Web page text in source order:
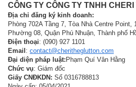
CÔNG TY CÔNG TY TNHH CHERI
Địa chỉ đăng ký kinh doanh:
Phòng 702A Tầng 7, Tòa Nhà Centre Point,
Phường 08, Quận Phú Nhuận, Thành phố
Điện thoại: (090) 927 1101
Email: contact@cheritheglutton.com
Đại diện pháp luật:Phạm Quí Vân Hằng
Chức vụ: Giám đốc
Giấy CNĐKDN: Số 0316788813